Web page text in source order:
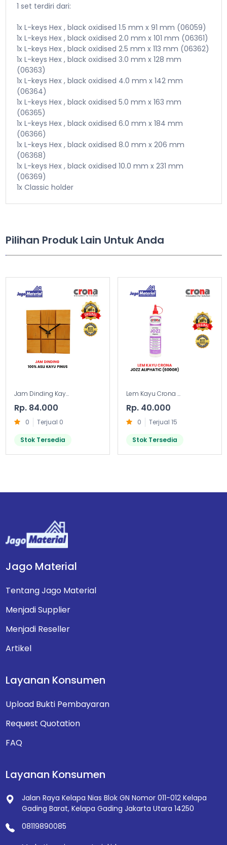
1 set terdiri dari:
1x L-keys Hex , black oxidised 1.5 mm x 91 mm (06059)
1x L-keys Hex , black oxidised 2.0 mm x 101 mm (06361)
1x L-keys Hex , black oxidised 2.5 mm x 113 mm (06362)
1x L-keys Hex , black oxidised 3.0 mm x 128 mm
(06363)
1x L-keys Hex , black oxidised 4.0 mm x 142 mm
(06364)
1x L-keys Hex , black oxidised 5.0 mm x 163 mm
(06365)
1x L-keys Hex , black oxidised 6.0 mm x 184 mm
(06366)
1x L-keys Hex , black oxidised 8.0 mm x 206 mm
(06368)
1x L-keys Hex , black oxidised 10.0 mm x 231 mm
(06369)
1x Classic holder
Pilihan Produk Lain Untuk Anda
Jam Dinding Kay...
Rp. 84.000
0 Terjual 0
Stok Tersedia
Lem Kayu Crona ...
Rp. 40.000
0 Terjual 15
Stok Tersedia
Jago Material
Tentang Jago Material
Menjadi Supplier
Menjadi Reseller
Artikel
Layanan Konsumen
Upload Bukti Pembayaran
Request Quotation
FAQ
Layanan Konsumen
Jalan Raya Kelapa Nias Blok GN Nomor 011-012Kelapa
Gading Barat, Kelapa Gading Jakarta Utara 14250
08119890085